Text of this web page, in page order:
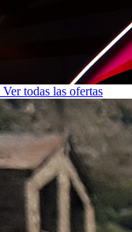
Ver todas las ofertas